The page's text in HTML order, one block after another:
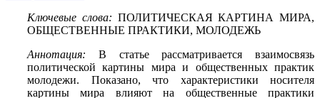
Ключевые слова: ПОЛИТИЧЕСКАЯ КАРТИНА МИРА,
ОБЩЕСТВЕННЫЕ ПРАКТИКИ, МОЛОДЕЖЬ
Аннотация: В статье рассматривается взаимосвязь
политической картины мира и общественных практик
молодежи. Показано, что характеристики носителя
картины мира влияют на общественные практики